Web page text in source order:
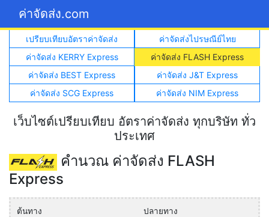
ค่าจัดส่ง.com
เปรียบเทียบอัตราค่าจัดส่ง
ค่าจัดส่งไปรษณีย์ไทย
ค่าจัดส่ง KERRY Express
ค่าจัดส่ง FLASH Express
ค่าจัดส่ง BEST Express
ค่าจัดส่ง J&T Express
ค่าจัดส่ง SCG Express
ค่าจัดส่ง NIM Express
เว็บไซต์เปรียบเทียบ อัตราค่าจัดส่ง ทุกบริษัท ทั่ว
ประเทศ
คำนวณ ค่าจัดส่ง FLASH
Express
ต้นทาง ปลายทาง